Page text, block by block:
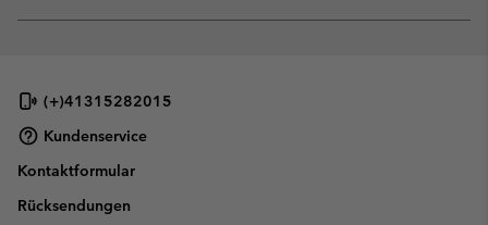
or
(+)41315282015
Kundenservice
Kontaktformular
Rücksendungen